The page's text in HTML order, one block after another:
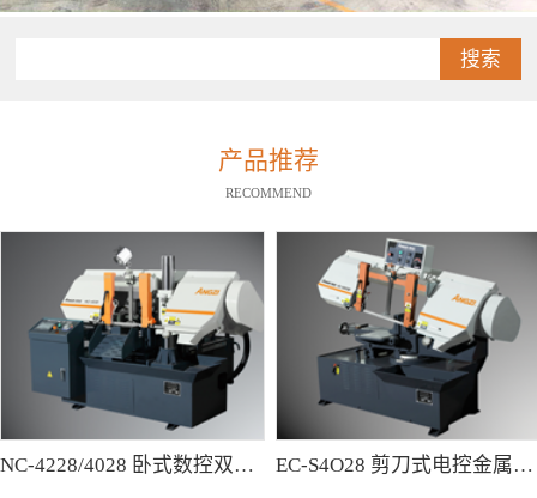
搜索
产品推荐
RECOMMEND
NC-4228/4028 卧式数控双柱型带锯床 EC-S4O28 剪刀式电控金属带锯床